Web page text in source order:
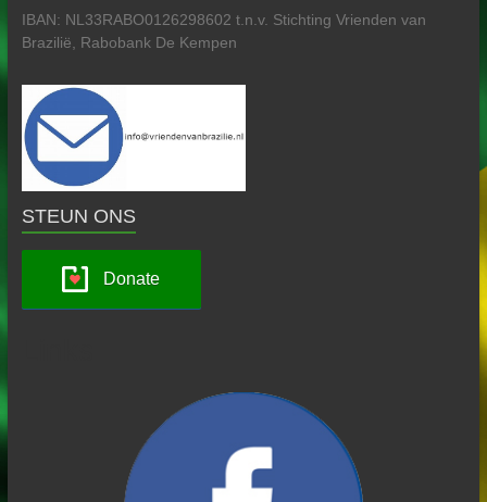
IBAN: NL33RABO0126298602 t.n.v. Stichting Vrienden van
Brazilië, Rabobank De Kempen
STEUN ONS
Donate